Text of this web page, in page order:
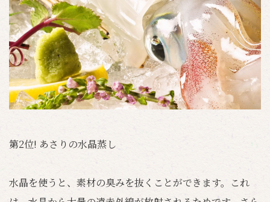
第2位! あさりの水晶蒸し
水晶を使うと、素材の臭みを抜くことができます。これ